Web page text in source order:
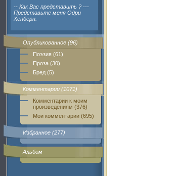
-- Как Вас представить ? ---
Представьте меня Одри
Хепберн.
Опубликованное (96)
Поэзия (61)
Проза (30)
Бред (5)
Комментарии (1071)
Комментарии к моим
произведениям (376)
Мои комментарии (695)
Избранное (277)
Альбом